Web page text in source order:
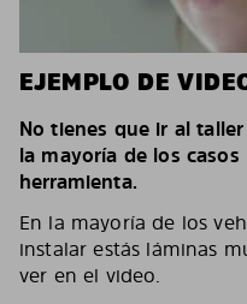
EJEMPLO DE
No tienes que ir al
la mayoría de los
herramienta.
En la mayoría de los
instalar estás láminas
ver en el video.